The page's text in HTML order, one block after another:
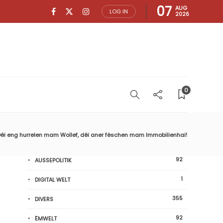
LOG IN 07 AUG
2026
0
eng hurrelen mam Wollef, déi aner fëschen mam Immobilienhai!
AUSSEPOLITIK 92
DIGITAL WELT 1
DIVERS 355
ËMWELT 92